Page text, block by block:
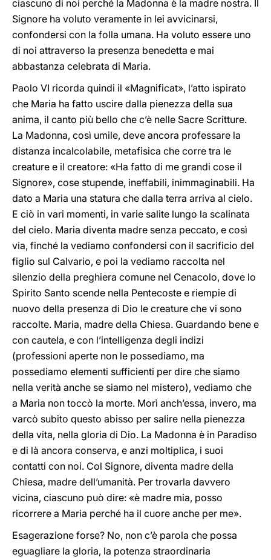
ciascuno di noi perché la Madonna è la madre nostra. Il
Signore ha voluto veramente in lei avvicinarsi,
confondersi con la folla umana. Ha voluto essere uno
di noi attraverso la presenza benedetta e mai
abbastanza celebrata di Maria.
Paolo VI ricorda quindi il «Magnificat», l’atto ispirato
che Maria ha fatto uscire dalla pienezza della sua
anima, il canto più bello che c’è nelle Sacre Scritture.
La Madonna, così umile, deve ancora professare la
distanza incalcolabile, metafisica che corre tra le
creature e il creatore: «Ha fatto di me grandi cose il
Signore», cose stupende, ineffabili, inimmaginabili. Ha
dato a Maria una statura che dalla terra arriva al cielo.
E ciò in vari momenti, in varie salite lungo la scalinata
del cielo. Maria diventa madre senza peccato, e così
via, finché la vediamo confondersi con il sacrificio del
figlio sul Calvario, e poi la vediamo raccolta nel
silenzio della preghiera comune nel Cenacolo, dove lo
Spirito Santo scende nella Pentecoste e riempie di
nuovo della presenza di Dio le creature che vi sono
raccolte. Maria, madre della Chiesa. Guardando bene e
con cautela, e con l’intelligenza degli indizi
(professioni aperte non le possediamo, ma
possediamo elementi sufficienti per dire che siamo
nella verità anche se siamo nel mistero), vediamo che
a Maria non toccò la morte. Morì anch’essa, invero, ma
varcò subito questo abisso per salire nella pienezza
della vita, nella gloria di Dio. La Madonna è in Paradiso
e di là ancora conserva, e anzi moltiplica, i suoi
contatti con noi. Col Signore, diventa madre della
Chiesa, madre dell’umanità. Per trovarla davvero
vicina, ciascuno può dire: «è madre mia, posso
ricorrere a Maria perché ha il cuore anche per me».
Esagerazione forse? No, non c’è parola che possa
eguagliare la gloria, la potenza straordinaria